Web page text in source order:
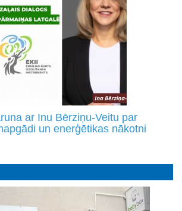
ar Inu Bērziņu-Veitu par
un enerģētikas nākotni